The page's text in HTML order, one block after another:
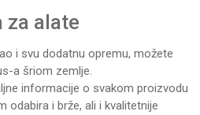
za alate
i svu dodatnu opremu, možete
a šriom zemlje.
informacije o svakom proizvodu
odabira i brže, ali i kvalitetnije